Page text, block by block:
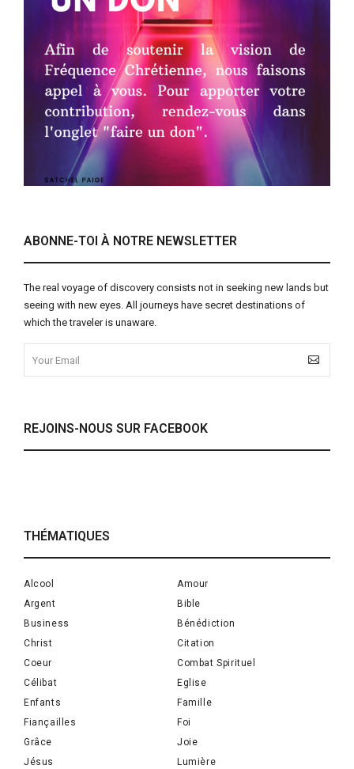
ABONNE-TOI À NOTRE NEWSLETTER
The real voyage of discovery consists not in seeking new lands but
seeing with new eyes. All journeys have secret destinations of
which the traveler is unaware.
REJOINS-NOUS SUR FACEBOOK
THÉMATIQUES
Alcool
Amour
Argent
Bible
Business
Bénédiction
Christ
Citation
Coeur
Combat Spirituel
Célibat
Eglise
Enfants
Famille
Fiançailles
Foi
Grâce
Joie
Jésus
Lumière